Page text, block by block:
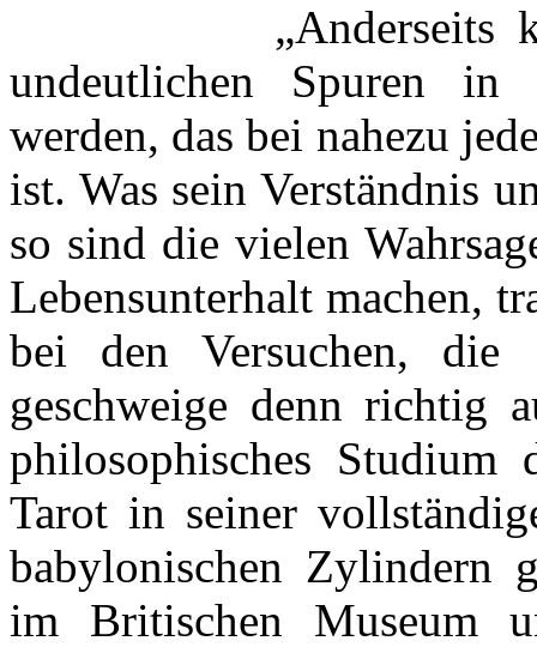
„Anderseits
undeutlichen Spuren in
werden, das bei nahezu
ist. Was sein Verständnis
so sind die vielen
Lebensunterhalt machen,
bei den Versuchen,
geschweige denn richtig
philosophisches Studium
Tarot in seiner
babylonischen Zylindern
im Britischen Museum